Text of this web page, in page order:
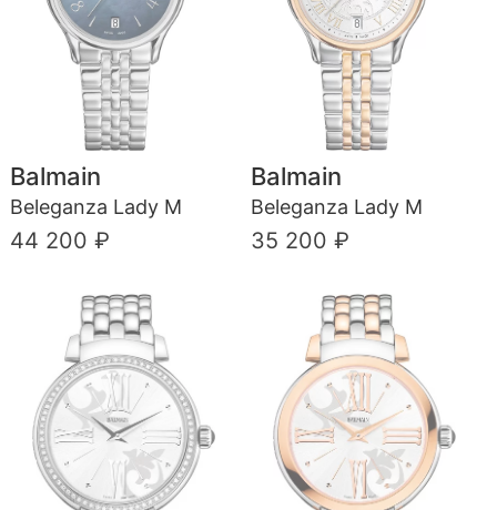
Balmain
Beleganza Lady M
44 200 ₽
Balmain
Beleganza Lady M
35 200 ₽